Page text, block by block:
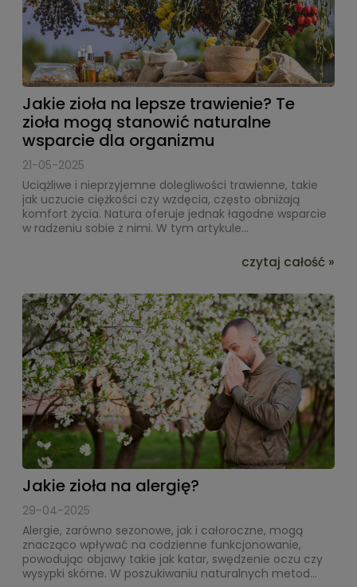
Jakie zioła na lepsze trawienie? Te
zioła mogą stanowić naturalne
wsparcie dla organizmu
21-05-2025
Uciążliwe i nieprzyjemne dolegliwości trawienne, takie
jak uczucie ciężkości czy wzdęcia, często obniżają
komfort życia. Natura oferuje jednak łagodne wsparcie
w radzeniu sobie z nimi. W tym artykule...
czytaj całość »
Jakie zioła na alergię?
29-04-2025
Alergie, zarówno sezonowe, jak i całoroczne, mogą
znacząco wpływać na codzienne funkcjonowanie,
powodując objawy takie jak katar, swędzenie oczu czy
wysypki skórne. W poszukiwaniu naturalnych metod...